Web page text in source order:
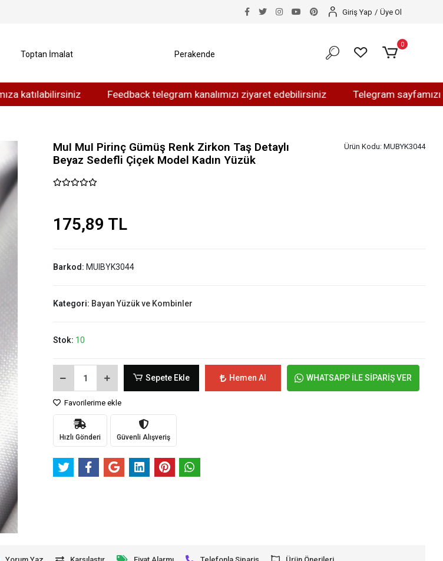
Feedback telegram kanalımızı ziyaret edebilirsiniz Telegram sayfamızı
Giriş Yap / Üye Ol
Toptan İmalat Perakende
0
MuI MuI Pirinç Gümüş Renk Zirkon Taş Detaylı
Beyaz Sedefli Çiçek Model Kadın Yüzük
Ürün Kodu: MUBYK3044
175,89 TL
Barkod: MUIBYK3044
Kategori: Bayan Yüzük ve Kombinler
Stok: 10
Sepete Ekle Hemen Al WHATSAPP İLE SİPARİŞ VER
Favorilerime ekle
Hızlı Gönderi Güvenli Alışveriş